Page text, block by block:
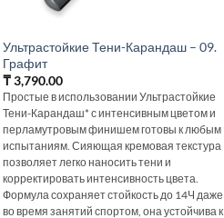
Ультрастойкие Тени-Карандаш – 09.
Графит
₸3,790.00
Простые в использовании Ультрастойкие
Тени-Карандаш* с интенсивным цветом и
перламутровым финишем готовы к любым
испытаниям. Сияющая кремовая текстура
позволяет легко наносить тени и
корректировать интенсивность цвета.
Формула сохраняет стойкость до 14Ч даже
во время занятий спортом, она устойчива к